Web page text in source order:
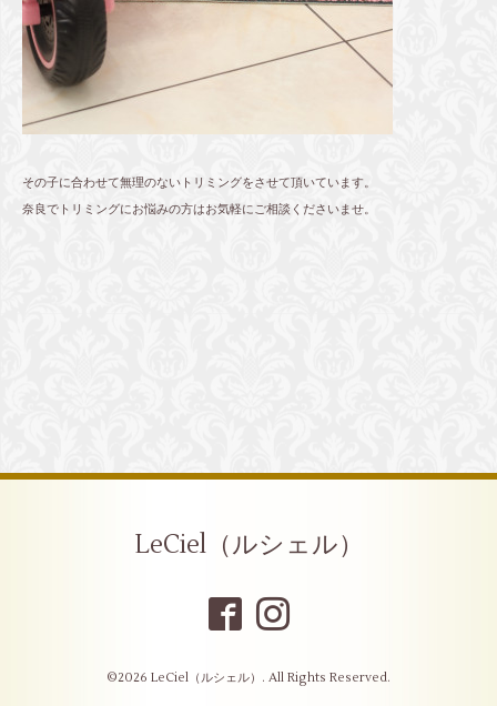
その子に合わせて無理のないトリミングをさせて頂いています。
奈良でトリミングにお悩みの方はお気軽にご相談くださいませ。
LeCiel（ルシェル）
©2026 LeCiel（ルシェル） . All Rights Reserved.